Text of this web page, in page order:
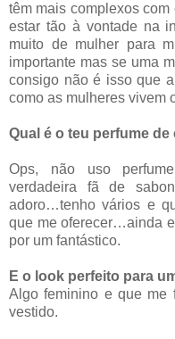
têm mais complexos
estar tão à vontade na
muito de mulher para
importante mas se uma
consigo não é isso que
como as mulheres vivem
Qual é o teu perfume de
Ops, não uso
verdadeira fã de
adoro…tenho vários e
que me oferecer…ainda
por um fantástico.
E o look perfeito para
Algo feminino e que me
vestido.